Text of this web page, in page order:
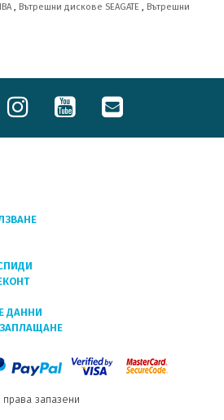
, Вътрешни дискове SEAGATE , Вътрешни
ДАННИ
запазени